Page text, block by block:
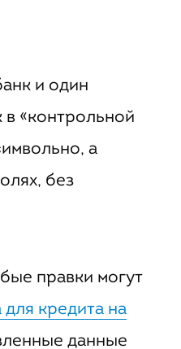
и один
«контрольной
а
без
правки могут
для кредита на
данные